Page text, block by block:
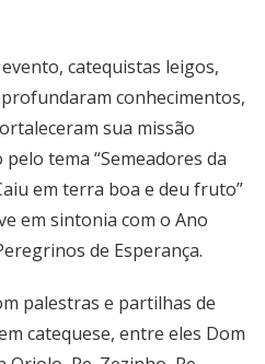
catequistas leigos,
conhecimentos,
sua missão
tema “Semeadores da
em terra boa e deu fruto”
em sintonia com o Ano
de Esperança.
palestras e partilhas de
catequese, entre eles Dom